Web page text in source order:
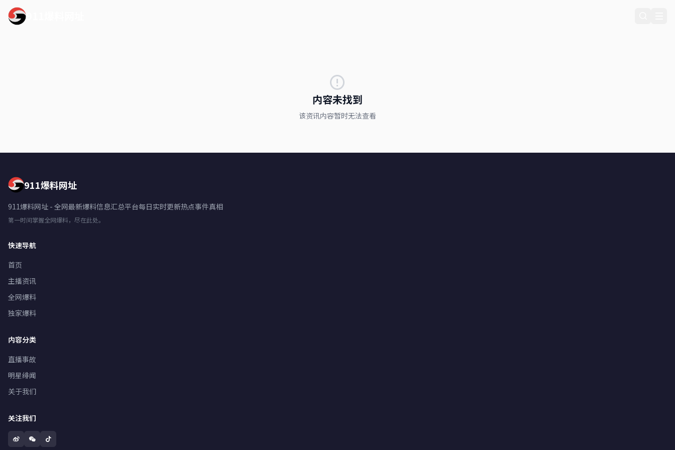
内容未找到
该资讯内容暂时无法查看
911爆料网址
911爆料网址 - 全网最新爆料信息汇总平台每日实时更新热点事件真相
第一时间掌握全网爆料，尽在此处。
快速导航
首页
主播资讯
全网爆料
独家爆料
内容分类
直播事故
明星绯闻
关于我们
关注我们